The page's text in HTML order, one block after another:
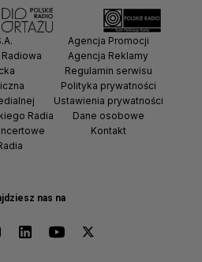
nas na
Radia
Agencja Promocji
Agencja Reklamy
Regulamin serwisu
Polityka prywatności
Ustawienia prywatności
Dane osobowe
Kontakt